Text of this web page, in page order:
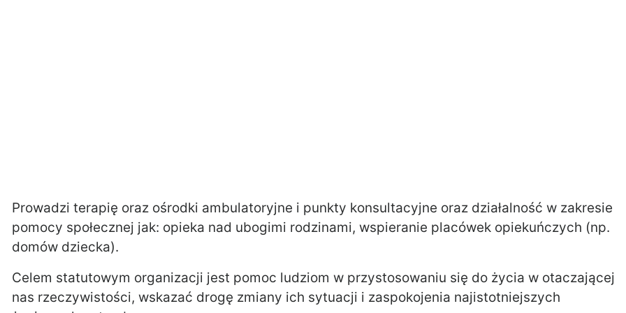
Prowadzi terapię oraz ośrodki ambulatoryjne i punkty konsultacyjne oraz działalność w zakresie
pomocy społecznej jak: opieka nad ubogimi rodzinami, wspieranie placówek opiekuńczych (np.
domów dziecka).
Celem statutowym organizacji jest pomoc ludziom w przystosowaniu się do życia w otaczającej
nas rzeczywistości, wskazać drogę zmiany ich sytuacji i zaspokojenia najistotniejszych